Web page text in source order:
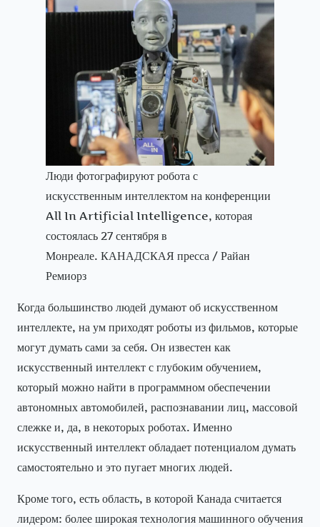
Люди фотографируют робота с
искусственным интеллектом на конференции
All In Artificial Intelligence, которая
состоялась 27 сентября в
Монреале. КАНАДСКАЯ пресса / Райан
Ремиорз
Когда большинство людей думают об искусственном
интеллекте, на ум приходят роботы из фильмов, которые
могут думать сами за себя. Он известен как
искусственный интеллект с глубоким обучением,
который можно найти в программном обеспечении
автономных автомобилей, распознавании лиц, массовой
слежке и, да, в некоторых роботах. Именно
искусственный интеллект обладает потенциалом думать
самостоятельно и это пугает многих людей.
Кроме того, есть область, в которой Канада считается
лидером: более широкая технология машинного обучения